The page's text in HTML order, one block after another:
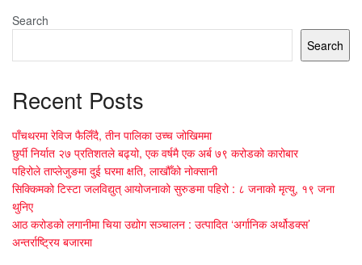
Search
Search
Recent Posts
पाँचथरमा रेविज फैलिँदै, तीन पालिका उच्च जोखिममा
छुर्पी निर्यात २७ प्रतिशतले बढ्यो, एक वर्षमै एक अर्ब ७९ करोडको कारोबार
पहिरोले ताप्लेजुङमा दुई घरमा क्षति, लाखौँको नोक्सानी
सिक्किमको टिस्टा जलविद्युत् आयोजनाको सुरुङमा पहिरो : ८ जनाको मृत्यु, १९ जना
थुनिए
आठ करोडको लगानीमा चिया उद्योग सञ्चालन : उत्पादित ‘अर्गानिक अर्थोडक्स’
अन्तर्राष्ट्रिय बजारमा